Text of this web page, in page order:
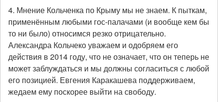
4. Мнение Кольченка по Крыму мы не знаем. К пыткам,
применённым любыми гос-палачами (и вообще кем бы
то ни было) относимся резко отрицательно.
Александра Кольчеко уважаем и одобряем его
действия в 2014 году, что не означает, что он теперь не
может заблуждаться и мы должны согласиться с любой
его позицией. Евгения Каракашева поддерживаем,
жедаем ему поскорее выйти на свободу.